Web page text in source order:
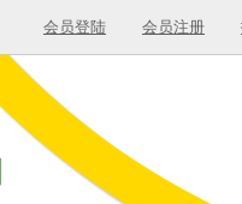
会员登陆 会员注册